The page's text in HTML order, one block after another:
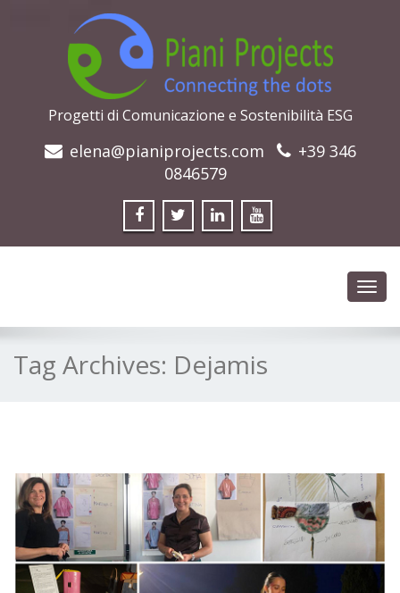
Progetti di Comunicazione e Sostenibilità ESG
elena@pianiprojects.com
+39 346
0846579
Tag Archives: Dejamis